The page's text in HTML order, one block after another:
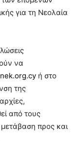
για τη Νεολαία
να
ή στο
της
από τους
προς και